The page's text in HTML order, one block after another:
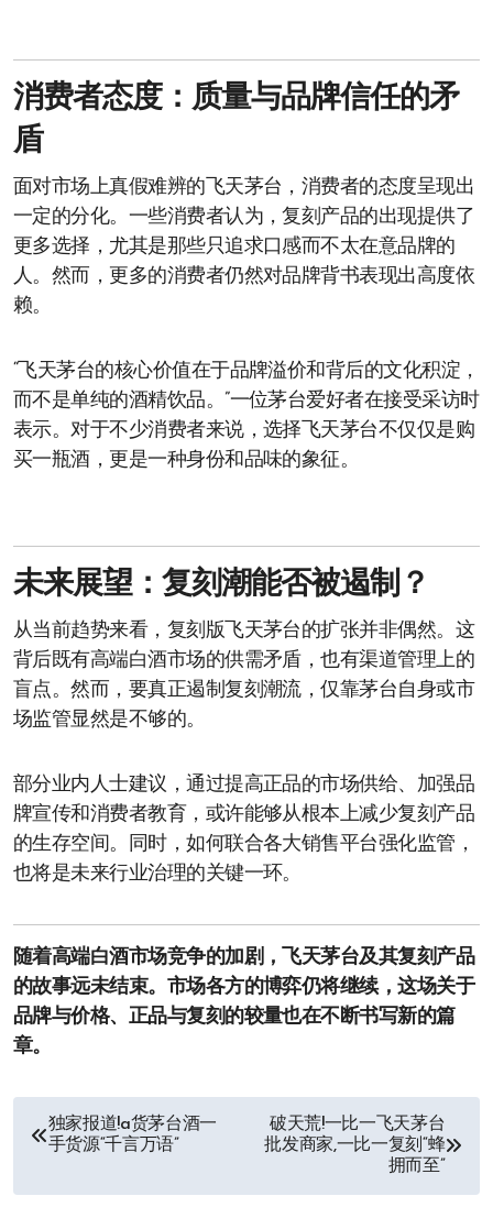
消费者态度：质量与品牌信任的矛
盾
面对市场上真假难辨的飞天茅台，消费者的态度呈现出
一定的分化。一些消费者认为，复刻产品的出现提供了
更多选择，尤其是那些只追求口感而不太在意品牌的
人。然而，更多的消费者仍然对品牌背书表现出高度依
赖。
“飞天茅台的核心价值在于品牌溢价和背后的文化积淀，
而不是单纯的酒精饮品。”一位茅台爱好者在接受采访时
表示。对于不少消费者来说，选择飞天茅台不仅仅是购
买一瓶酒，更是一种身份和品味的象征。
未来展望：复刻潮能否被遏制？
从当前趋势来看，复刻版飞天茅台的扩张并非偶然。这
背后既有高端白酒市场的供需矛盾，也有渠道管理上的
盲点。然而，要真正遏制复刻潮流，仅靠茅台自身或市
场监管显然是不够的。
部分业内人士建议，通过提高正品的市场供给、加强品
牌宣传和消费者教育，或许能够从根本上减少复刻产品
的生存空间。同时，如何联合各大销售平台强化监管，
也将是未来行业治理的关键一环。
随着高端白酒市场竞争的加剧，飞天茅台及其复刻产品
的故事远未结束。市场各方的博弈仍将继续，这场关于
品牌与价格、正品与复刻的较量也在不断书写新的篇
章。
文独家报道!a货茅台酒一
手货源“千言万语”
破天荒!一比一飞天茅台
批发商家,一比一复刻“蜂
拥而至”